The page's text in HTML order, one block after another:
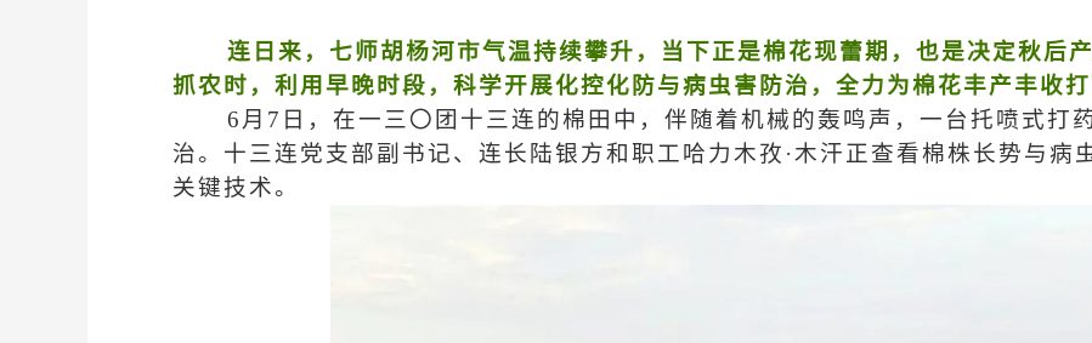
连日来，七师胡杨河市气温持续攀升，当下正是棉花现蕾期，也是决定秋后
抓农时，利用早晚时段，科学开展化控化防与病虫害防治，全力为棉花丰产丰收打
6月7日，在一三〇团十三连的棉田中，伴随着机械的轰鸣声，一台托喷式打
治。十三连党支部副书记、连长陆银方和职工哈力木孜·木汗正查看棉株长势与病
关键技术。